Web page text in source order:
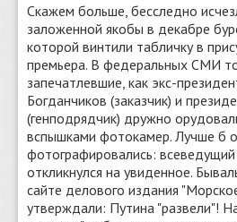
Скажем больше, бесследно
заложенной якобы в декабре
которой винтили табличку в
премьера. В федеральных СМИ
запечатлевшие, как экс-
Богданчиков (заказчик) и
(генподрядчик) дружно
вспышками фотокамер. Лучше б
фотографировались:
откликнулся на увиденное.
сайте делового издания
утверждали: Путина "развели"!